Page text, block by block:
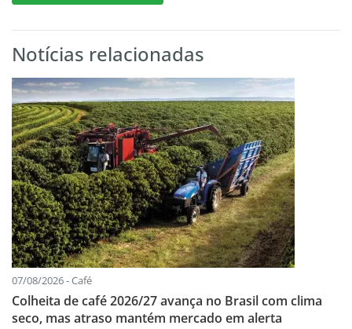
Notícias relacionadas
07/08/2026 - Café
Colheita de café 2026/27 avança no Brasil com clima
seco, mas atraso mantém mercado em alerta